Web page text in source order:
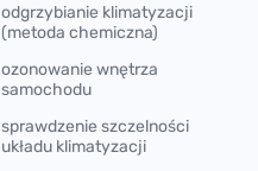
odgrzybianie klimatyzacji
(metoda chemiczna)
ozonowanie wnętrza
samochodu
sprawdzenie szczelności
układu klimatyzacji